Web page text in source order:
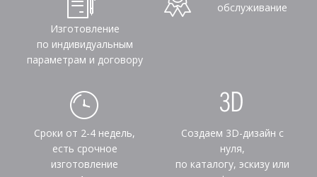
Изготовление
по индивидуальным
параметрам и договору
обслуживание
Сроки от 2-4 недель,
есть срочное
изготовление
Создаем 3D-дизайн с
нуля,
по каталогу, эскизу или